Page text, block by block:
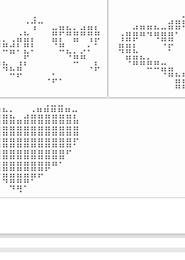
⠀⢀⣤⣴⣶⣶⣤⣀⠀